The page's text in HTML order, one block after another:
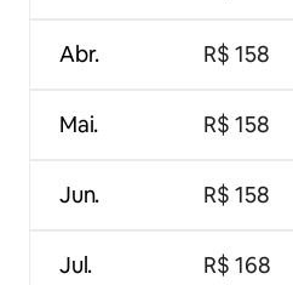
Abr.
Mai.
Jun.
Jul.
R$ 158
R$ 158
R$ 158
R$ 168